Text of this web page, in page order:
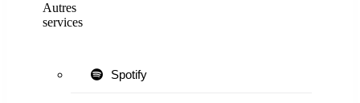
Autres
services
Spotify